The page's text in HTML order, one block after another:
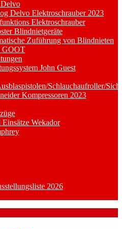
Delvo Elektroschrauber 2023
Elektroschrauber
Blindnietgeräte
Zuführung von Blindnieten
GOOT
John Guest
Schlauchaufroller/
Kompressoren 2023
Wekador
2026